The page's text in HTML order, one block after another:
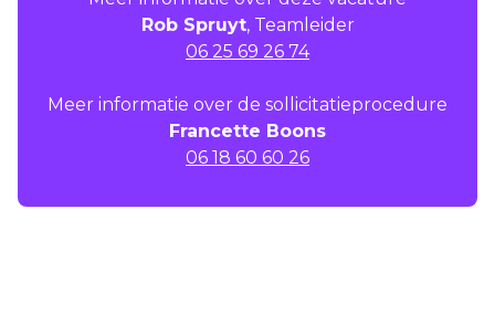
Rob Spruyt, Teamleider
06 25 69 26 74
Meer informatie over de sollicitatieprocedure
Francette Boons
06 18 60 60 26